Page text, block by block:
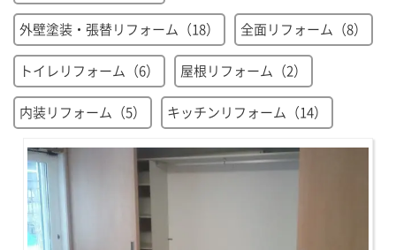
外壁塗装・張替リフォーム（18） 全面リフォーム（8）
トイレリフォーム（6） 屋根リフォーム（2）
内装リフォーム（5） キッチンリフォーム（14）